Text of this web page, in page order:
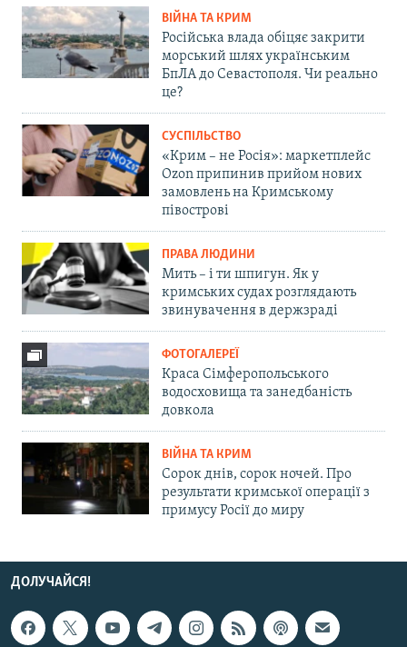
ВІЙНА ТА КРИМ
Російська влада обіцяє закрити
морський шлях українським
БпЛА до Севастополя. Чи реально
це?
СУСПІЛЬСТВО
«Крим – не Росія»: маркетплейс
Ozon припинив прийом нових
замовлень на Кримському
півострові
ПРАВА ЛЮДИНИ
Мить – і ти шпигун. Як у
кримських судах розглядають
звинувачення в держзраді
ФОТОГАЛЕРЕЇ
Краса Сімферопольського
водосховища та занедбаність
довкола
ВІЙНА ТА КРИМ
Сорок днів, сорок ночей. Про
результати кримської операції з
примусу Росії до миру
ДОЛУЧАЙСЯ!